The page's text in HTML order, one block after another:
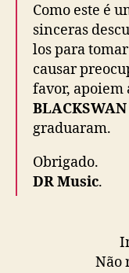
Como este é
sinceras
los para
causar
favor, apoiem
BLACKSWAN
graduaram.
Obrigado.
DR Music.
Não